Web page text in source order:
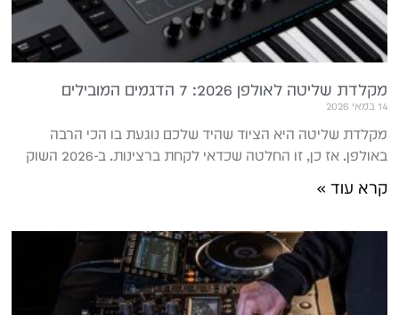
מקלדת שליטה לאולפן 2026: 7 הדגמים המובילים
14 במאי 2026
מקלדת שליטה היא הציוד שהיד שלכם נוגעת בו הכי הרבה
באולפן. אז כן, זו החלטה שכדאי לקחת ברצינות. ב-2026 השוק
קרא עוד »